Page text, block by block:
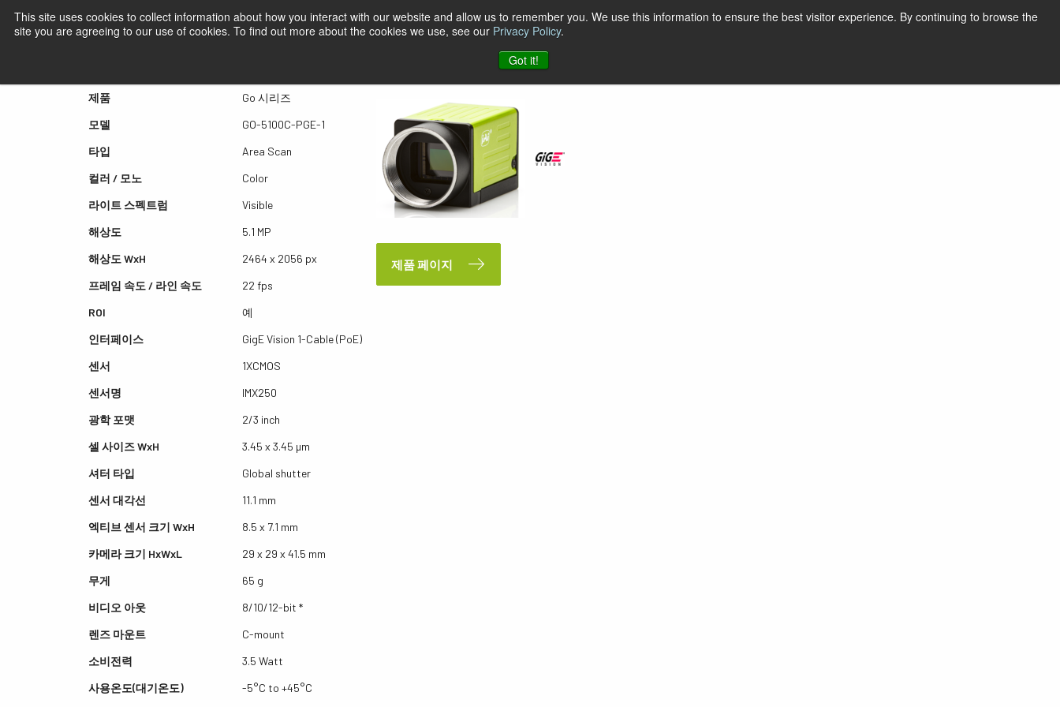
This site uses cookies to collect information about how you interact with our website and allow us to remember you. We use this information to ensure the best visitor experience. By continuing to browse the
site you are agreeing to our use of cookies. To find out more about the cookies we use, see our Privacy Policy.
Got it!
퀵뷰 GO-5100C-PGE-1
제품
Go 시리즈
모델
GO-5100C-PGE-1
타입
Area Scan
컬러 / 모노
Color
라이트 스펙트럼
Visible
해상도
5.1 MP
해상도 WxH
2464 x 2056 px
프레임 속도 / 라인 속도
22 fps
ROI
예
인터페이스
GigE Vision 1-Cable (PoE)
센서
1XCMOS
센서명
IMX250
광학 포맷
2/3 inch
셀 사이즈 WxH
3.45 x 3.45 µm
셔터 타입
Global shutter
센서 대각선
11.1 mm
엑티브 센서 크기 WxH
8.5 x 7.1 mm
카메라 크기 HxWxL
29 x 29 x 41.5 mm
무게
65 g
비디오 아웃
8/10/12-bit *
렌즈 마운트
C-mount
소비전력
3.5 Watt
사용온도(대기온도)
-5°C to +45°C
제품 페이지